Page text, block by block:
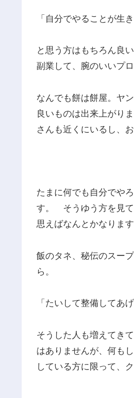
「自分でやることが生
と思う方はもちろん良
副業して、腕のいいプ
なんでも餅は餅屋。ヤ
良いものは出来上がり
さんも近くにいるし、
たまに何でも自分でや
す。 そうゆう方を見
思えばなんとかなりま
飯のタネ、秘伝のスー
ら。
「たいして整備してあ
そうした人も増えてき
はありませんが、何も
している方に限って、